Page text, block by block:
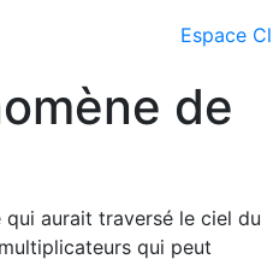
Espace
de
aurait traversé le ciel du
qui peut